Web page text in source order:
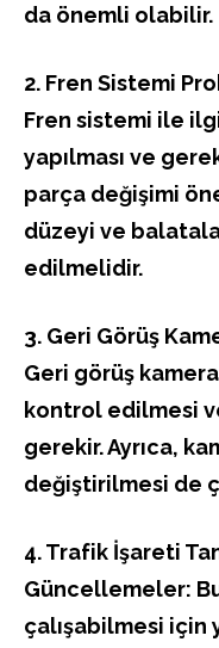
da önemli olabilir.
2. Fren Sistemi
Fren sistemi ile
yapılması ve
parça değişimi
düzeyi ve
edilmelidir.
3. Geri Görüş
Geri görüş
kontrol edilmesi
gerekir. Ayrıca,
değiştirilmesi de
4. Trafik İşareti
Güncellemeler:
çalışabilmesi için